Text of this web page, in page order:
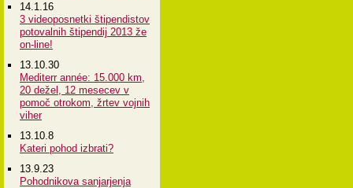
14.1.16
3 videoposnetki štipendistov
potovalnih štipendij 2013 že
on-line!
13.10.30
Mediterr année: 15.000 km,
20 dežel, 12 mesecev v
pomoč otrokom, žrtev vojnih
viher
13.10.8
Kateri pohod izbrati?
13.9.23
Pohodnikova sanjarjenja